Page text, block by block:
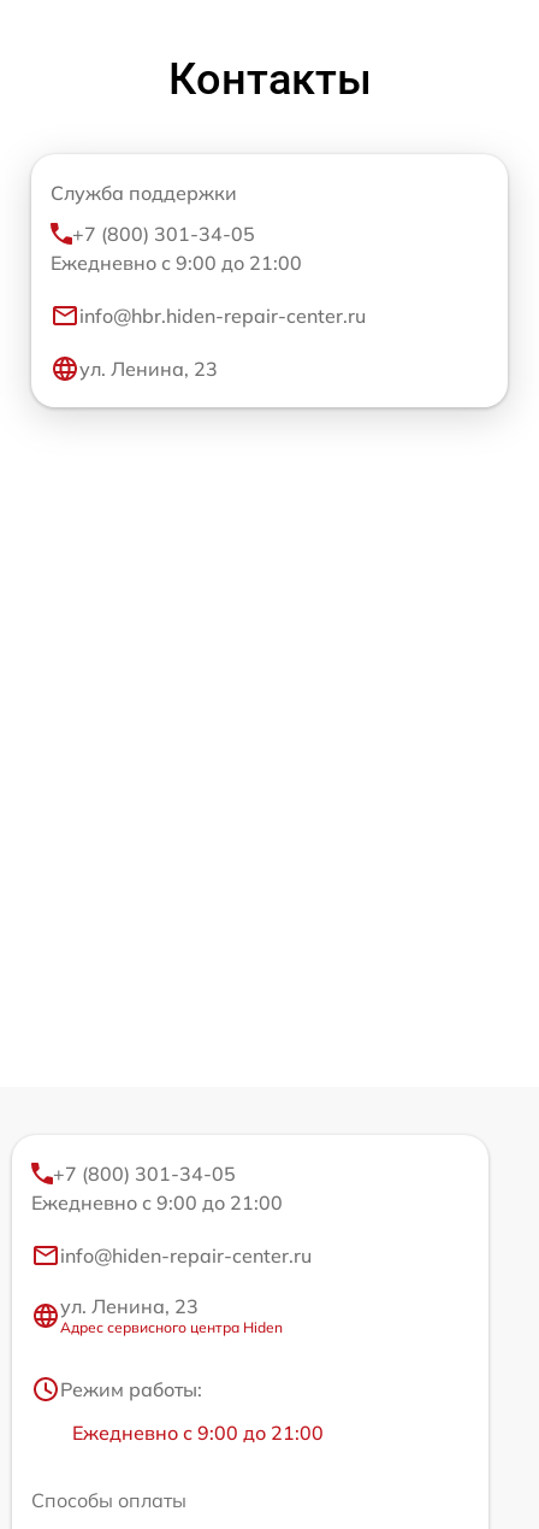
Контакты
Служба поддержки
+7 (800) 301-34-05
Ежедневно с 9:00 до 21:00
info@hbr.hiden-repair-center.ru
ул. Ленина, 23
+7 (800) 301-34-05
Ежедневно с 9:00 до 21:00
info@hiden-repair-center.ru
ул. Ленина, 23
Адрес сервисного центра Hiden
Режим работы:
Ежедневно с 9:00 до 21:00
Способы оплаты